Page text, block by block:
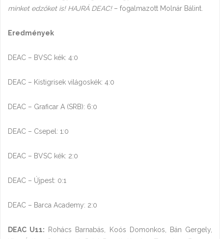
minket edzőket is! HAJRÁ DEAC! – fogalmazott Molnár Bálint.
Eredmények
DEAC – BVSC kék: 4:0
DEAC – Kistigrisek világoskék: 4:0
DEAC – Graficar A (SRB): 6:0
DEAC – Csepel: 1:0
DEAC – BVSC kék: 2:0
DEAC – Újpest: 0:1
DEAC – Barca Academy: 2:0
DEAC U11: Rohács Barnabás, Koós Domonkos, Bán Gergely,